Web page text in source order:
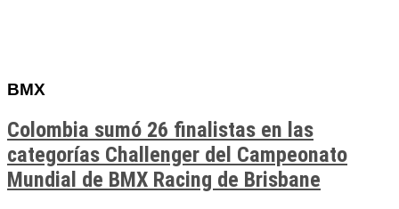
BMX
Colombia sumó 26 finalistas en las
categorías Challenger del Campeonato
Mundial de BMX Racing de Brisbane